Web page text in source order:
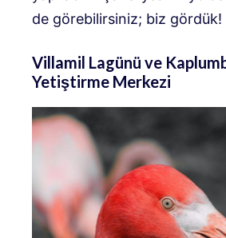
de görebilirsiniz; biz gördük!
Villamil Lagünü ve
Yetiştirme Merkezi